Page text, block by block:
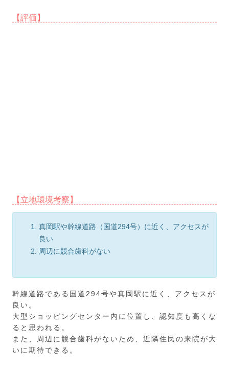
【評価】
【立地環境考察】
真岡駅や幹線道路（国道294号）に近く、アクセスが
良い
周辺に競合歯科がない
幹線道路である国道294号や真岡駅に近く、アクセスが
良い。
大型ショッピングセンター内に位置し、認知度も高くな
ると思われる。
また、周辺に競合歯科がないため、近隣住民の来院が大
いに期待できる。